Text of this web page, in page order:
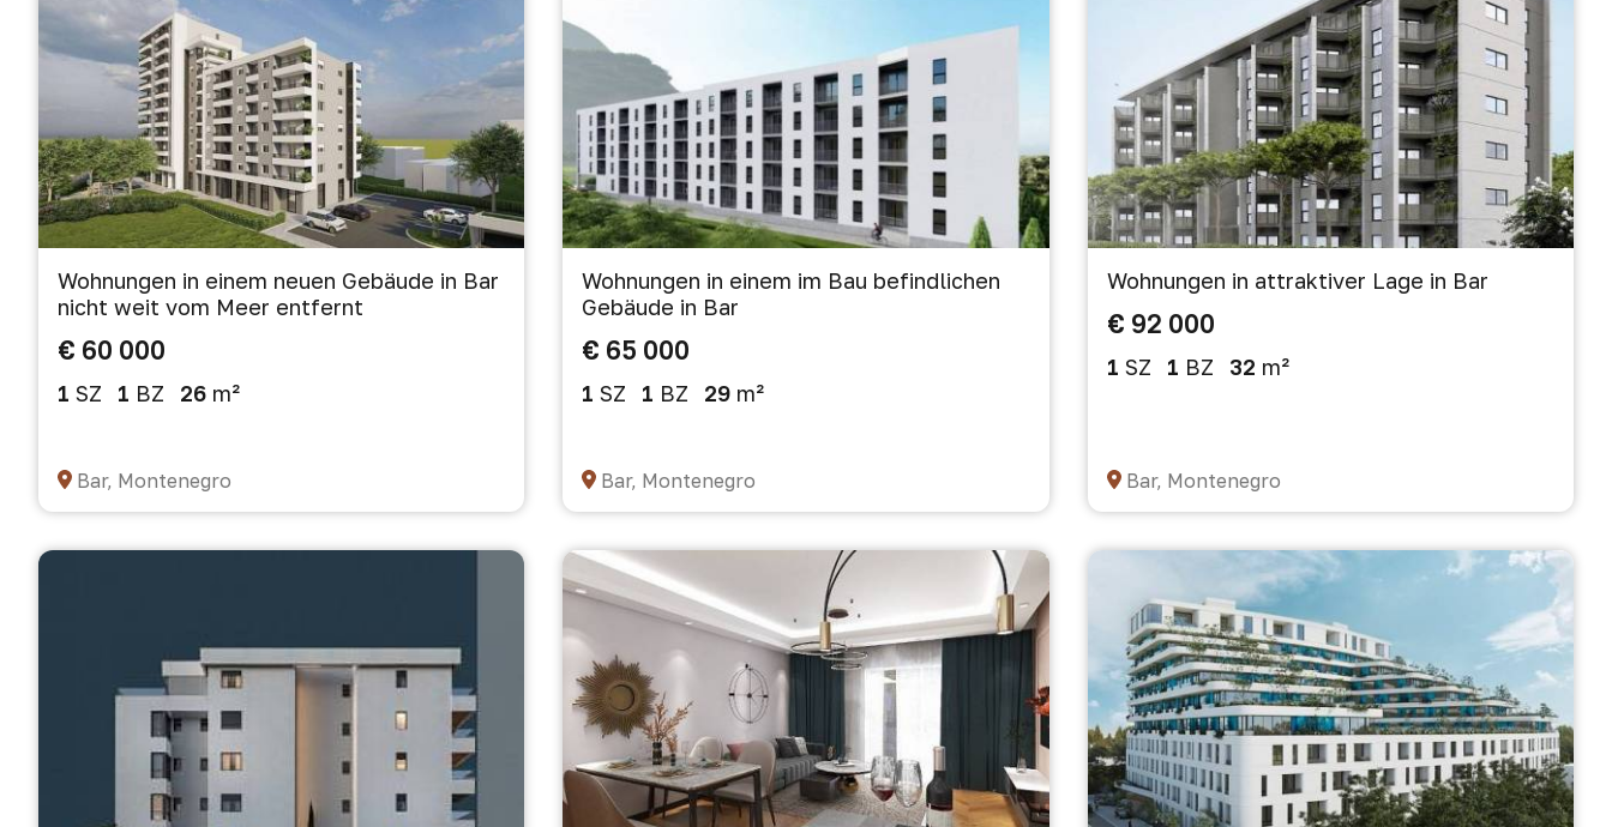
Wohnungen in einem neuen Gebäude in Bar
nicht weit vom Meer entfernt
€ 60 000
1 SZ 1 BZ 26 m²
Bar, Montenegro
Wohnungen in einem im Bau befindlichen
Gebäude in Bar
€ 65 000
1 SZ 1 BZ 29 m²
Bar, Montenegro
Wohnungen in attraktiver Lage in Bar
€ 92 000
1 SZ 1 BZ 32 m²
Bar, Montenegro